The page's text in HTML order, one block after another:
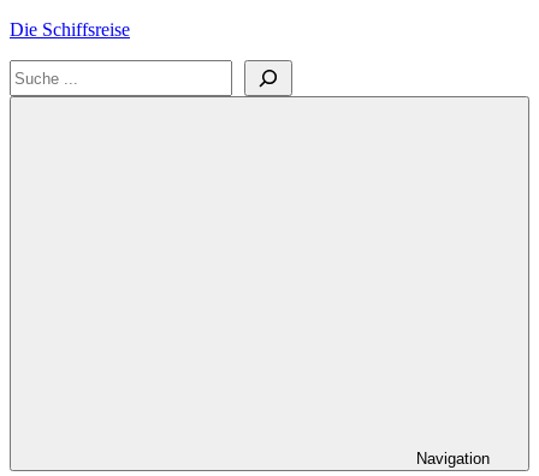
Zum
springen
Die Schiffsreise
Literatur-
Suchen
Navigation